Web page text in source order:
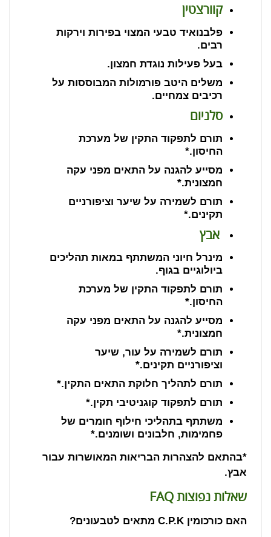
קוורצטין
פלבנואיד טבעי המצוי בפירות וירקות
רבים.
בעל פעילות נוגדת חמצון.
משלים היטב פורמולות המבוססות על
רכיבים צמחיים.
סלניום
תורם לתפקוד התקין של מערכת
החיסון.*
מסייע להגנה על התאים מפני עקה
חמצונית.*
תורם לשמירה על שיער וציפורניים
תקינים.*
אבץ
מינרל חיוני המשתתף במאות תהליכים
ביולוגיים בגוף.
תורם לתפקוד התקין של מערכת
החיסון.*
מסייע להגנה על התאים מפני עקה
חמצונית.*
תורם לשמירה על עור, שיער
וציפורניים תקינים.*
תורם לתהליך חלוקת התאים התקין.*
תורם לתפקוד קוגניטיבי תקין.*
משתתף בתהליכי חילוף חומרים של
פחמימות, חלבונים ושומנים.*
*בהתאם להצהרות הבריאות המאושרות עבור
אבץ.
שאלות נפוצותFAQ
האם כורכומין מתאים לטבעונים?